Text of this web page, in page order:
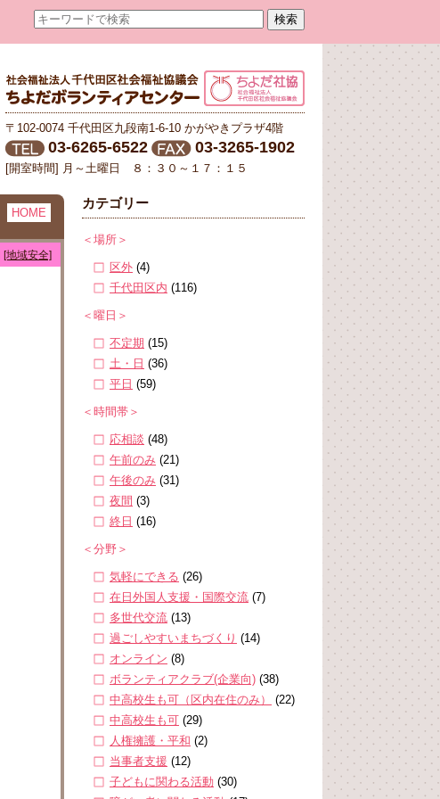
〒102-0074 千代田区九段南1-6-10 かがやきプラザ4階
03-6265-6522 03-3265-1902
[開室時間] 月～土曜日 ８：３０～１７：１５
HOME
[地域安全]
カテゴリー
＜場所＞
区外 (4)
千代田区内 (116)
＜曜日＞
不定期 (15)
土・日 (36)
平日 (59)
＜時間帯＞
応相談 (48)
午前のみ (21)
午後のみ (31)
夜間 (3)
終日 (16)
＜分野＞
気軽にできる (26)
在日外国人支援・国際交流 (7)
多世代交流 (13)
過ごしやすいまちづくり (14)
オンライン (8)
ボランティアクラブ(企業向) (38)
中高校生も可（区内在住のみ）
(22)
中高校生も可 (29)
人権擁護・平和 (2)
当事者支援 (12)
子どもに関わる活動 (30)